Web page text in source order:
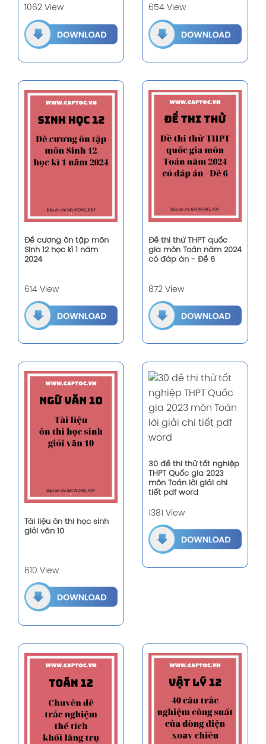
1062 View 654 View
Đề cương ôn tập môn
Sinh 12 học kì 1 năm
2024
614 View
Đề thi thử THPT quốc
gia môn Toán năm 2024
có đáp án - Đề 6
872 View
Tài liệu ôn thi học sinh
giỏi văn 10
610 View
30 đề thi thử tốt nghiệp
THPT Quốc gia 2023
môn Toán lời giải chi
tiết pdf word
1381 View